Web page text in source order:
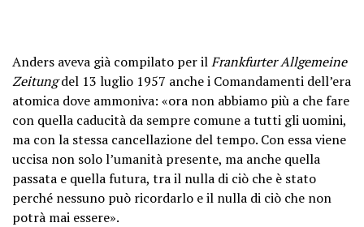
Anders aveva già compilato per ilFrankfurter Allgemeine
Zeitungdel 13 luglio 1957 anche i Comandamenti dell’era
atomica dove ammoniva: «ora non abbiamo più a che fare
con quella caducità da sempre comune a tutti gli uomini,
ma con la stessa cancellazione del tempo. Con essa viene
uccisa non solo l’umanità presente, ma anche quella
passata e quella futura, tra il nulla di ciò che è stato
perché nessuno può ricordarlo e il nulla di ciò che non
potrà mai essere».